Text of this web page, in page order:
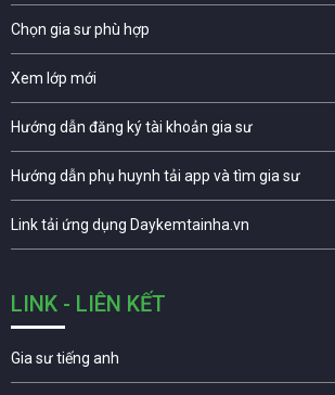
Chọn gia sư phù hợp
Xem lớp mới
Hướng dẫn đăng ký tài khoản gia sư
Hướng dẫn phụ huynh tải app và tìm gia sư
Link tải ứng dụng Daykemtainha.vn
LINK - LIÊN KẾT
Gia sư tiếng anh